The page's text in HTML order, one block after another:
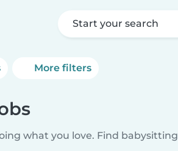
Start your search
More filters
what you love. Find babysitting